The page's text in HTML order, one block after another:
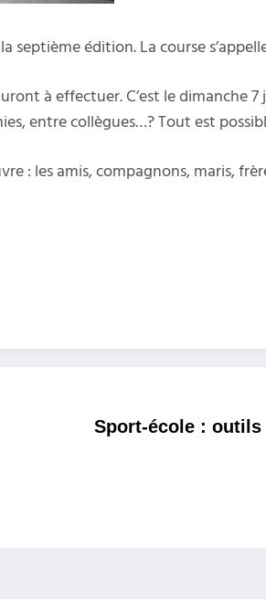
édition. La course
à effectuer. C’est le dimanche 7
entre collègues…? Tout est
: les amis, compagnons, maris,
Sport-école : outils